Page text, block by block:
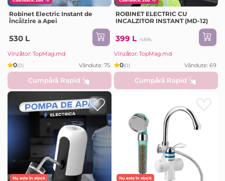
Robinet Electric Instant de
Încălzire a Apei
530 L
Vînzător: TopMag.md
0(0) Vândute: 75
Cumpără Rapid
ROBINET ELECTRIC CU
INCALZITOR INSTANT (MD-12)
399 L 439L
Vînzător: TopMag.md
0(0) Vândute: 69
Cumpără Rapid
Nu este în stock Nu este în stock